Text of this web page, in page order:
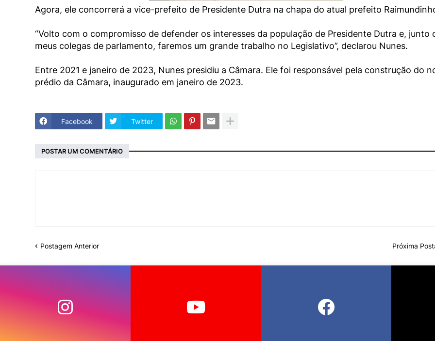
Agora, ele concorrerá a vice-prefeito de Presidente Dutra na chapa do atual prefeito
“Volto com o compromisso de defender os interesses da população de Presidente Dutra e, junto
meus colegas de parlamento, faremos um grande trabalho no Legislativo”, declarou Nunes.
Entre 2021 e janeiro de 2023, Nunes presidiu a Câmara. Ele foi responsável pela construção do
prédio da Câmara, inaugurado em janeiro de 2023.
Facebook Twitter
POSTAR UM COMENTÁRIO
Postagem Anterior Próxima